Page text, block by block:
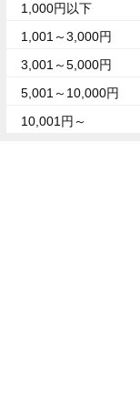
1,000円以下
1,001～3,000円
3,001～5,000円
5,001～10,000円
10,001円～